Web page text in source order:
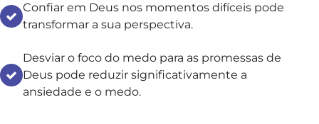
Confiar em Deus nos momentos difíceis pode
transformar a sua perspectiva.
Desviar o foco do medo para as promessas de
Deus pode reduzir significativamente a
ansiedade e o medo.